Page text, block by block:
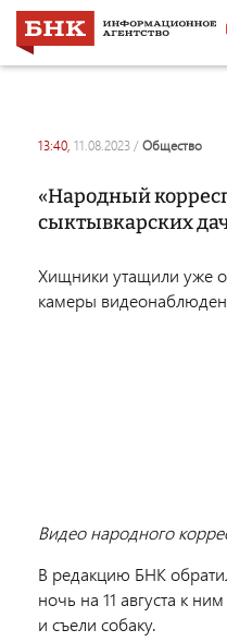
13:40, 11.08.2023 / общество
«Народный
сыктывкарских
Хищники утащили уже
камеры
Видео народного
В редакцию БНК
ночь на 11 августа к
и съели собаку.